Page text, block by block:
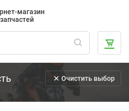
магазин
Очистить выбор